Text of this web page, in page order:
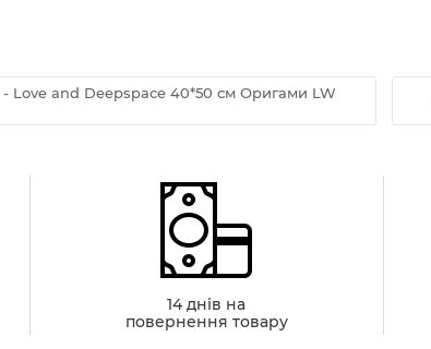
Love and Deepspace 40*50 см Оригами LW
14 днів на
повернення товару